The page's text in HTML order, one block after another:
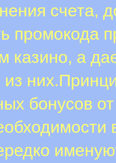
счета,
промокода
казино, а
бонусов